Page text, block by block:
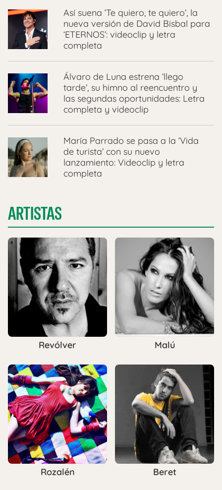
Así suena ‘Te quiero, te quiero’, la
nueva versión de David Bisbal para
‘ETERNOS’: videoclip y letra
completa
Álvaro de Luna estrena ‘llego
tarde’, su himno al reencuentro y
las segundas oportunidades: Letra
completa y videoclip
María Parrado se pasa a la ‘Vida
de turista’ con su nuevo
lanzamiento: Videoclip y letra
completa
ARTISTAS
Revólver Malú
Rozalén Beret